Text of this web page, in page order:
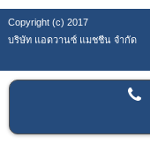
Copyright (c) 2017
บริษัท แอดวานซ์ แมชชีน จำกัด